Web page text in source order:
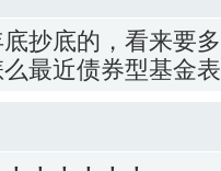
抄底的，看来要
最近债券型基金